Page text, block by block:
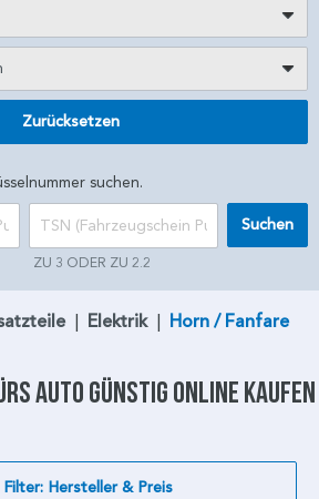
Zurücksetzen
suchen.
ZU 3 ODER ZU 2.2
Suchen
| Elektrik | Horn / Fanfare
Auto günstig online kaufen
Filter: Hersteller & Preis